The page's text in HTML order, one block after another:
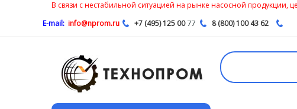
В связи с нестабильной ситуацией на рынке насосной продукции,
E-mail: info@nprom.ru +7 (495) 125 0077 8 (800) 100 43 62